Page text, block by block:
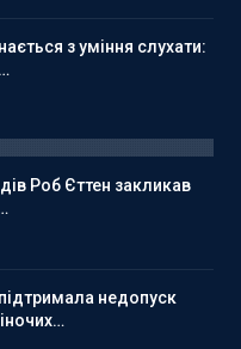
з уміння слухати:
Роб Єттен закликав
недопуск